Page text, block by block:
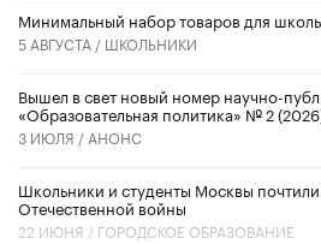
Минимальный набор товаров для
5 АВГУСТА / ШКОЛЬНИКИ
Вышел в свет новый номер научно-
«Образовательная политика» № 2
3 ИЮЛЯ / АНОНС
Школьники и студенты Москвы
Отечественной войны
22 ИЮНЯ / ГОРОДСКОЕ ОБРАЗОВАНИЕ